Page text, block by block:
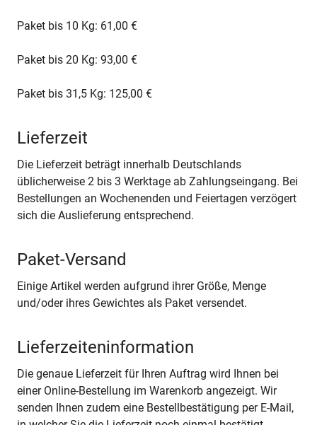
Paket bis 10 Kg: 61,00 €
Paket bis 20 Kg: 93,00 €
Paket bis 31,5 Kg: 125,00 €
Lieferzeit
Die Lieferzeit beträgt innerhalb Deutschlands
üblicherweise 2 bis 3 Werktage ab Zahlungseingang. Bei
Bestellungen an Wochenenden und Feiertagen verzögert
sich die Auslieferung entsprechend.
Paket-Versand
Einige Artikel werden aufgrund ihrer Größe, Menge
und/oder ihres Gewichtes als Paket versendet.
Lieferzeiteninformation
Die genaue Lieferzeit für Ihren Auftrag wird Ihnen bei
einer Online-Bestellung im Warenkorb angezeigt. Wir
senden Ihnen zudem eine Bestellbestätigung per E-Mail,